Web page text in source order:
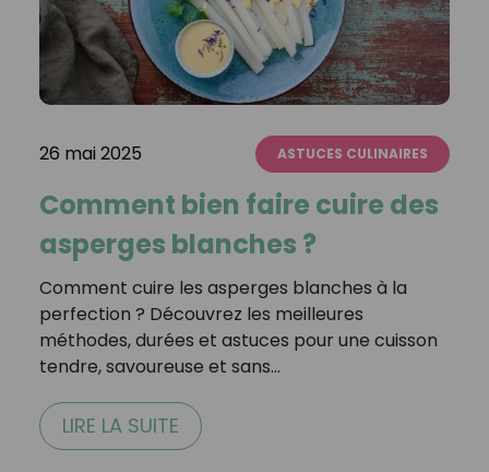
26 mai 2025 ASTUCES CULINAIRES
Comment bien faire cuire des
asperges blanches ?
Comment cuire les asperges blanches à la
perfection ? Découvrez les meilleures
méthodes, durées et astuces pour une cuisson
tendre, savoureuse et sans…
LIRE LA SUITE